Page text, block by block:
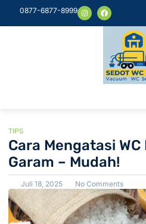
0877-6877-8999
TIPS
Cara Mengatasi
Garam – Mudah!
Juli 18, 2025 No Comments